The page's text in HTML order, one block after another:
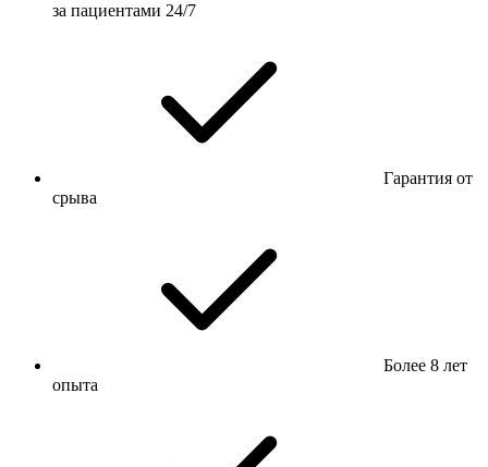
за пациентами 24/7
Гарантия от
срыва
Более 8 лет
опыта